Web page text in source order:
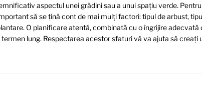
aspectul unei grădini sau a unui spațiu verde. Pentru
să se țină cont de mai mulți factori: tipul de arbust,
O planificare atentă, combinată cu o îngrijire adecvată
lung. Respectarea acestor sfaturi vă va ajuta să creați